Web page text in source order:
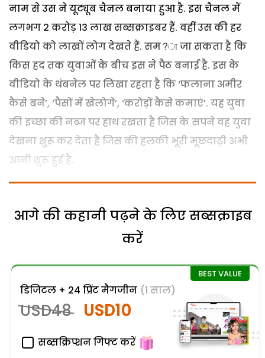
नाम से उस ने यूट्यूब चैनल बनाया हुआ है. इस चैनल में
लगभग 2 करोड़ 13 लाख सब्सक्राइबर हैं. वहीं उस की हर
वीडियो को लाखों लोग देखते हैं. सम?ा जा सकता है कि
किस हद तक युवाओं के बीच इस ने पैठ बनाई है. इस के
वीडियो के थंबनेल पर लिखा रहता है कि ‘फलाना अमीर
कैसे बने’, ‘पैसों में खेलोगे’, ‘करोड़ों कैसे कमाएं’. यह युवा
की इच्छा की नब्ज पर हाथ रखता है जिस के सपने वह युवा
देखना शुरू कर देता है जिस की हलकी भूरी मूछदाढ़ी अभी
आनी शुरू हुई है.
आगे की कहानी पढ़ने के लिए सब्सक्राइब
करें
डिजिटल + 24 प्रिंट मैगजीन (1 साल)
USD48 USD10
सब्सक्रिप्शन गिफ्ट करें